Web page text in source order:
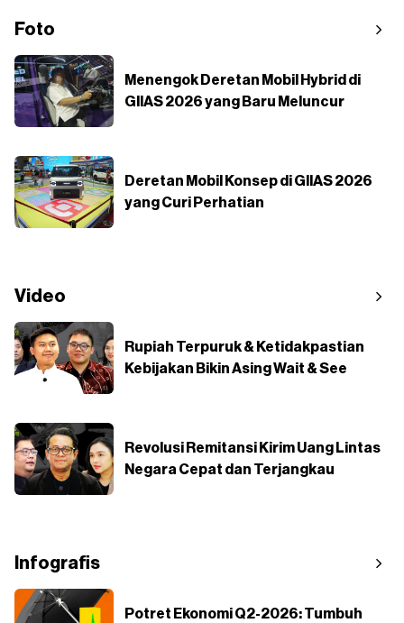
Foto
Menengok Deretan Mobil Hybrid di
GIIAS 2026 yang Baru Meluncur
Deretan Mobil Konsep di GIIAS 2026
yang Curi Perhatian
Video
Rupiah Terpuruk & Ketidakpastian
Kebijakan Bikin Asing Wait & See
Revolusi Remitansi Kirim Uang Lintas
Negara Cepat dan Terjangkau
Infografis
Potret Ekonomi Q2-2026: Tumbuh